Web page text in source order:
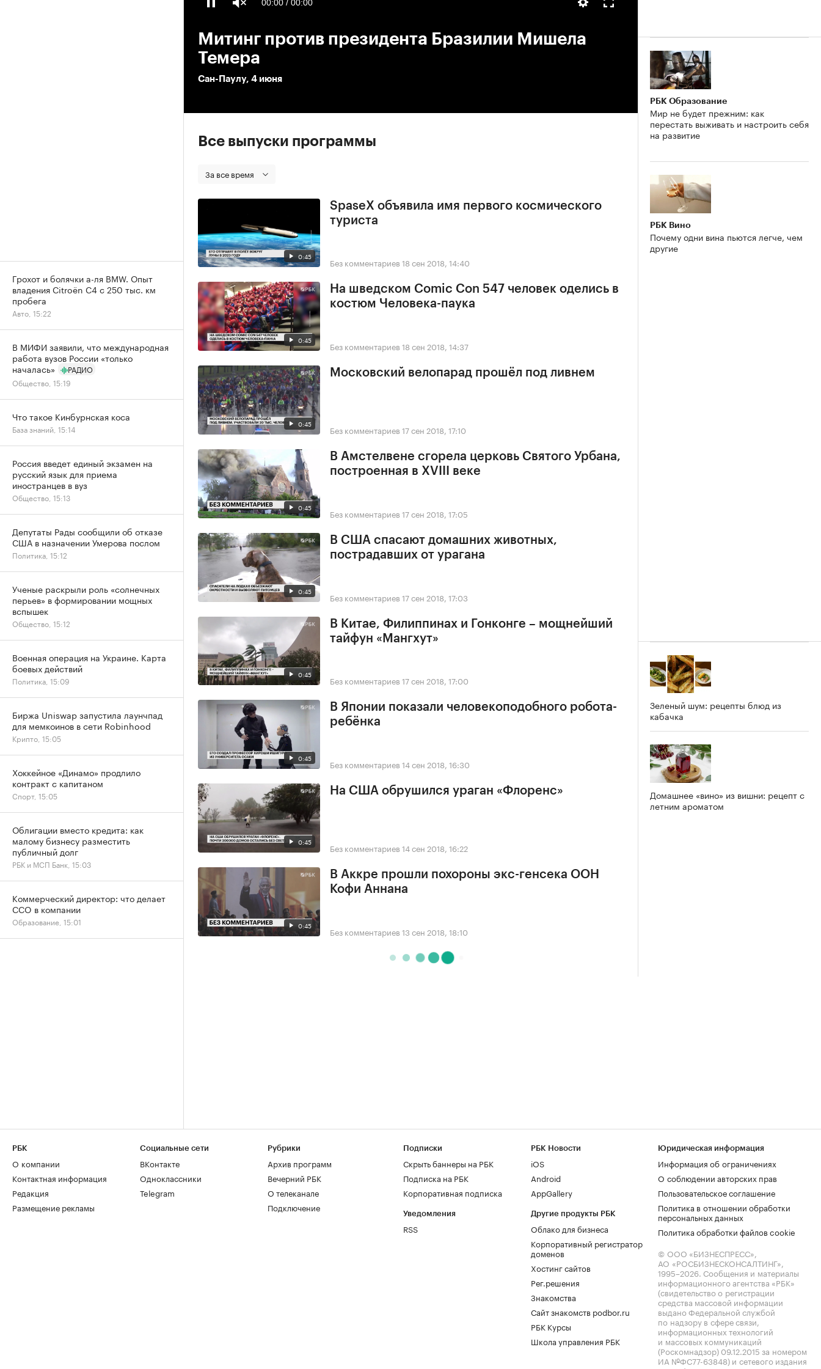
00:00 / 00:00
Митинг против президента Бразилии Мишела
Темера
Сан-Паулу, 4 июня
Все выпуски программы
За все время
0:45
SpaseX объявила имя первого космического
туриста
Без комментариев 18 сен 2018, 14:40
0:45
На шведском Comic Con 547 человек оделись в
костюм Человека-паука
Без комментариев 18 сен 2018, 14:37
0:45
Московский велопарад прошёл под ливнем
Без комментариев 17 сен 2018, 17:10
0:45
В Амстелвене сгорела церковь Святого Урбана,
построенная в XVIII веке
Без комментариев 17 сен 2018, 17:05
0:45
В США спасают домашних животных,
пострадавших от урагана
Без комментариев 17 сен 2018, 17:03
0:45
В Китае, Филиппинах и Гонконге – мощнейший
тайфун «Мангхут»
Без комментариев 17 сен 2018, 17:00
0:45
В Японии показали человекоподобного робота-
ребёнка
Без комментариев 14 сен 2018, 16:30
0:45
На США обрушился ураган «Флоренс»
Без комментариев 14 сен 2018, 16:22
0:45
В Аккре прошли похороны экс-генсека ООН
Кофи Аннана
Без комментариев 13 сен 2018, 18:10
РБК Образование
Мир не будет прежним: как
перестать выживать и настроить себя
на развитие
РБК Вино
Почему одни вина пьются легче, чем
другие
Зеленый шум: рецепты блюд из
кабачка
Домашнее «вино» из вишни: рецепт с
летним ароматом
Грохот и болячки а-ля BMW. Опыт
владения Citroёn C4 с 250 тыс. км
пробега
Авто, 15:22
В МИФИ заявили, что международная
работа вузов России «только
началась»
РАДИО
Общество, 15:19
Что такое Кинбурнская коса
База знаний, 15:14
Россия введет единый экзамен на
русский язык для приема
иностранцев в вуз
Общество, 15:13
Депутаты Рады сообщили об отказе
США в назначении Умерова послом
Политика, 15:12
Ученые раскрыли роль «солнечных
перьев» в формировании мощных
вспышек
Общество, 15:12
Военная операция на Украине. Карта
боевых действий
Политика, 15:09
Биржа Uniswap запустила лаунчпад
для мемкоинов в сети Robinhood
Крипто, 15:05
Хоккейное «Динамо» продлило
контракт с капитаном
Спорт, 15:05
Облигации вместо кредита: как
малому бизнесу разместить
публичный долг
РБК и МСП Банк, 15:03
Коммерческий директор: что делает
CCO в компании
Образование, 15:01
РБК
О компании
Контактная информация
Редакция
Размещение рекламы
Социальные сети
ВКонтакте
Одноклассники
Telegram
Рубрики
Архив программ
Вечерний РБК
О телеканале
Подключение
Подписки
Скрыть баннеры на РБК
Подписка на РБК
Корпоративная подписка
Уведомления
RSS
РБК Новости
iOS
Android
AppGallery
Другие продукты РБК
Облако для бизнеса
Корпоративный регистратор
доменов
Хостинг сайтов
Рег.решения
Знакомства
Сайт знакомств podbor.ru
РБК Курсы
Школа управления РБК
Юридическая информация
Информация об ограничениях
О соблюдении авторских прав
Пользовательское соглашение
Политика в отношении обработки
персональных данных
Политика обработки файлов cookie
© ООО «БИЗНЕСПРЕСС»,
АО «РОСБИЗНЕСКОНСАЛТИНГ»,
1995–2026. Сообщения и материалы
информационного агентства «РБК»
(свидетельство о регистрации
средства массовой информации
выдано Федеральной службой
по надзору в сфере связи,
информационных технологий
и массовых коммуникаций
(Роскомнадзор) 09.12.2015 за номером
ИА №ФС77-63848) и сетевого издания